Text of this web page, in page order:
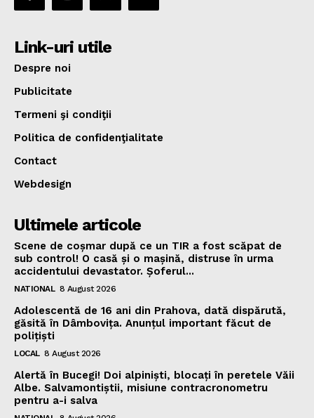
Link-uri utile
Despre noi
Publicitate
Termeni şi condiţii
Politica de confidenţialitate
Contact
Webdesign
Ultimele articole
Scene de coșmar după ce un TIR a fost scăpat de
sub control! O casă și o mașină, distruse în urma
accidentului devastator. Șoferul...
NATIONAL 8 August 2026
Adolescentă de 16 ani din Prahova, dată dispărută,
găsită în Dâmbovița. Anunțul important făcut de
polițiști
LOCAL 8 August 2026
Alertă în Bucegi! Doi alpiniști, blocați în peretele Văii
Albe. Salvamontiștii, misiune contracronometru
pentru a-i salva